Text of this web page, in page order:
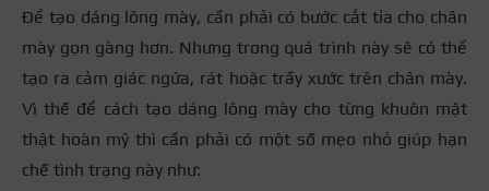
Để tạo dáng lông mày, cần phải có bước cắt tỉa cho chân
mày gọn gàng hơn. Nhưng trong quá trình này sẽ có thể
tạo ra cảm giác ngứa, rát hoặc trầy xước trên chân mày.
Vì thế để cách tạo dáng lông mày cho từng khuôn mặt
thật hoàn mỹ thì cần phải có một số mẹo nhỏ giúp hạn
chế tình trạng này như: